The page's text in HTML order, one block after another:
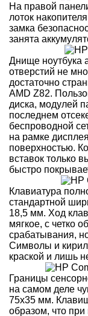
На правой
лоток
замка
занята
Днище ноутбука
отверстий не
достаточно
AMD Z82.
диска, модулей
последнем
беспроводной
на рамке
поверхностью.
вставок только
быстро
Клавиатура
стандартной
18,5 мм. Ход
мягкое, с четко
срабатывания,
Символы и
краской и лишь
Границы
на самом деле
75х35 мм.
образом, что